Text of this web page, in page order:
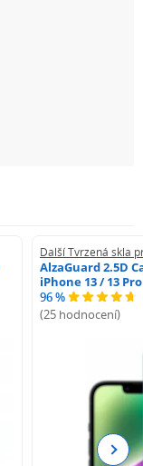
Další Tvrzená skla
AlzaGuard 2.5D
iPhone 13 / 13 Pro
96 %
(25 hodnocení)
Next